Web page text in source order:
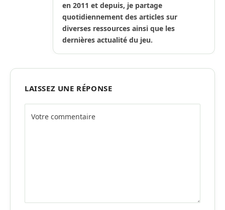
en 2011 et depuis, je partage
quotidiennement des articles sur
diverses ressources ainsi que les
dernières actualité du jeu.
LAISSEZ UNE RÉPONSE